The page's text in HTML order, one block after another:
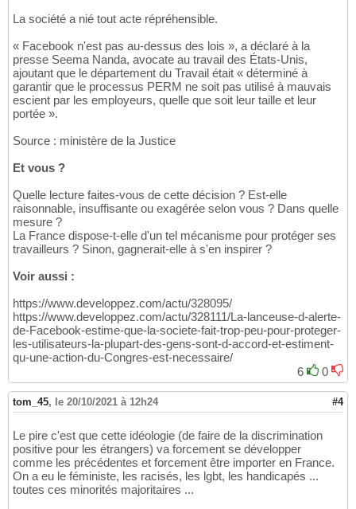
La société a nié tout acte répréhensible.
« Facebook n'est pas au-dessus des lois », a déclaré à la
presse Seema Nanda, avocate au travail des États-Unis,
ajoutant que le département du Travail était « déterminé à
garantir que le processus PERM ne soit pas utilisé à mauvais
escient par les employeurs, quelle que soit leur taille et leur
portée ».
Source : ministère de la Justice
Et vous ?
Quelle lecture faites-vous de cette décision ? Est-elle
raisonnable, insuffisante ou exagérée selon vous ? Dans quelle
mesure ?
La France dispose-t-elle d'un tel mécanisme pour protéger ses
travailleurs ? Sinon, gagnerait-elle à s'en inspirer ?
Voir aussi :
https://www.developpez.com/actu/328095/
https://www.developpez.com/actu/328111/La-lanceuse-d-alerte-
de-Facebook-estime-que-la-societe-fait-trop-peu-pour-proteger-
les-utilisateurs-la-plupart-des-gens-sont-d-accord-et-estiment-
qu-une-action-du-Congres-est-necessaire/
6
0
tom_45, le 20/10/2021 à 12h24 #4
Le pire c'est que cette idéologie (de faire de la discrimination
positive pour les étrangers) va forcement se développer
comme les précédentes et forcement être importer en France.
On a eu le féministe, les racisés, les lgbt, les handicapés ...
toutes ces minorités majoritaires ...